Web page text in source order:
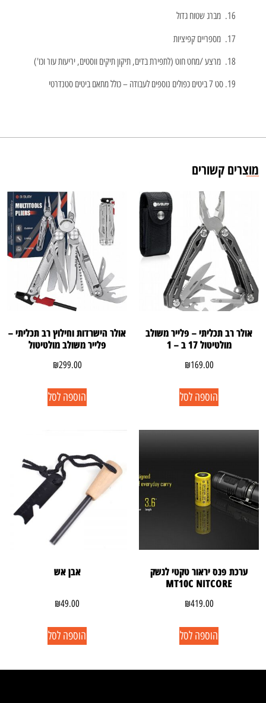
מברג שטוח גדול
מספריים קפיציות
מרצע /מחט חוט (לתפירת בדים, תיקון תיקים ווסטים, יריעות עור וכו')
סט 7 ביטים כפולים נוספים לעבודה – כולל מתאם ביטים סטנדרטי
מוצרים קשורים
אולר רב תכליתי – פלייר משולב
מולטיטול 17 ב – 1
₪169.00
הוספה לסל
אולר הישרדות וחילוץ רב תכליתי –
פלייר משולב מולטיטול
₪299.00
הוספה לסל
ערכת פנס יראור טקטי לנשק
MT10C NITCORE
₪419.00
הוספה לסל
אבן אש
₪49.00
הוספה לסל